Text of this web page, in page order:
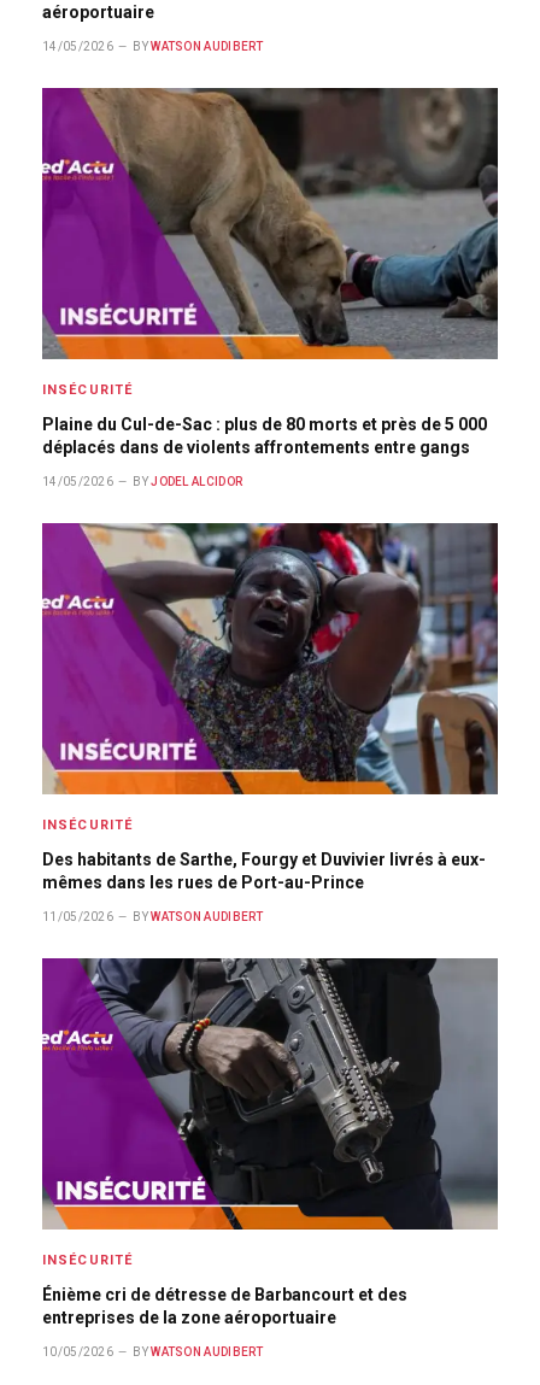
aéroportuaire
14/05/2026 BY WATSON AUDIBERT
INSÉCURITÉ
Plaine du Cul-de-Sac : plus de 80 morts et près de 5 000
déplacés dans de violents affrontements entre gangs
14/05/2026 BY JODEL ALCIDOR
INSÉCURITÉ
Des habitants de Sarthe, Fourgy et Duvivier livrés à eux-
mêmes dans les rues de Port-au-Prince
11/05/2026 BY WATSON AUDIBERT
INSÉCURITÉ
Énième cri de détresse de Barbancourt et des
entreprises de la zone aéroportuaire
10/05/2026 BY WATSON AUDIBERT